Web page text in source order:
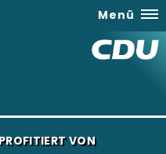
Menü
VON